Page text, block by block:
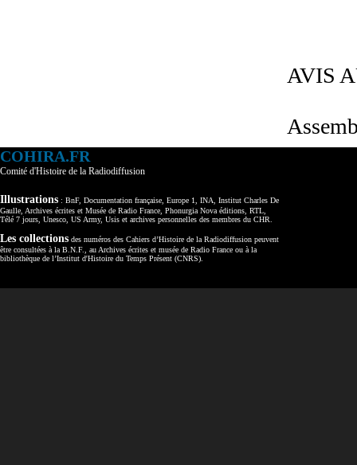
AVIS
COHIRA.FR
Comité d'Histoire de la Radiodiffusion
Illustrations : BnF, Documentation française, Europe 1, INA, Institut Charles De
Gaulle, Archives écrites et Musée de Radio France, Phonurgia Nova éditions, RTL,
Télé 7 jours, Unesco, US Army, Usis et archives personnelles des membres du CHR.
Les collections des numéros des Cahiers d’Histoire de la Radiodiffusion peuvent
être consultées à la B.N.F., au Archives écrites et musée de Radio France ou à la
bibliothèque de l’Institut d'Histoire du Temps Présent (CNRS).